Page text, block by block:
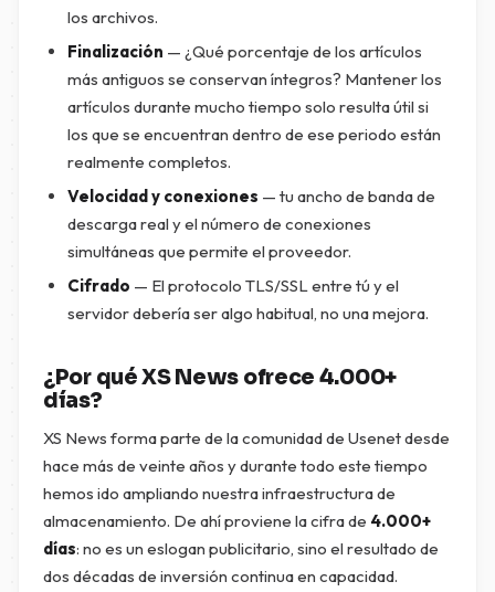
los archivos.
Finalización — ¿Qué porcentaje de los artículos
más antiguos se conservan íntegros? Mantener los
artículos durante mucho tiempo solo resulta útil si
los que se encuentran dentro de ese periodo están
realmente completos.
Velocidad y conexiones — tu ancho de banda de
descarga real y el número de conexiones
simultáneas que permite el proveedor.
Cifrado — El protocolo TLS/SSL entre tú y el
servidor debería ser algo habitual, no una mejora.
¿Por qué XS News ofrece 4.000+
días?
XS News forma parte de la comunidad de Usenet desde
hace más de veinte años y durante todo este tiempo
hemos ido ampliando nuestra infraestructura de
almacenamiento. De ahí proviene la cifra de 4.000+
días: no es un eslogan publicitario, sino el resultado de
dos décadas de inversión continua en capacidad.